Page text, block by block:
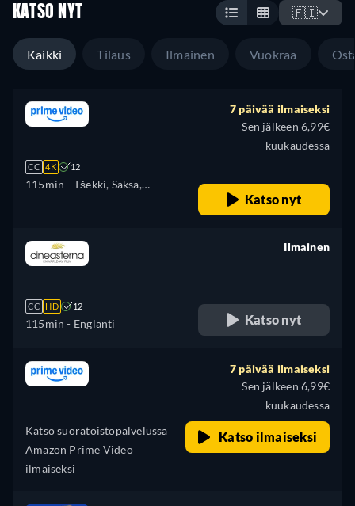
KATSO NYT 🇫🇮
Kaikki Tilaus Ilmainen Vuokraa
CC 4K 12
115min - Tšekki, Saksa,
7 päivää ilmaiseksi
Sen jälkeen 6,99€
kuukaudessa
Katso nyt
CC HD 12
115min - Englanti
Ilmainen
Katso nyt
Katso suoratoistopalvelussa
Amazon Prime Video
ilmaiseksi
7 päivää ilmaiseksi
Sen jälkeen 6,99€
kuukaudessa
Katso ilmaiseksi